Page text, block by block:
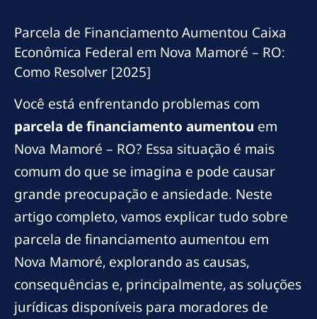
Parcela de Financiamento Aumentou Caixa
Econômica Federal em Nova Mamoré – RO:
Como Resolver [2025]
Você está enfrentando problemas com
parcela de financiamento aumentou em
Nova Mamoré – RO? Essa situação é mais
comum do que se imagina e pode causar
grande preocupação e ansiedade. Neste
artigo completo, vamos explicar tudo sobre
parcela de financiamento aumentou em
Nova Mamoré, explorando as causas,
consequências e, principalmente, as soluções
jurídicas disponíveis para moradores de